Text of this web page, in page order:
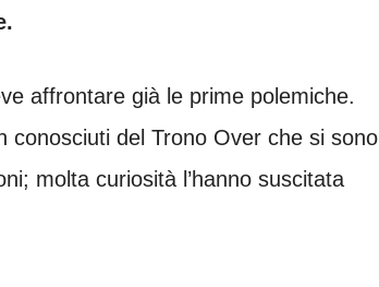
affrontare già le prime polemiche.
conosciuti del Trono Over che si sono
molta curiosità l’hanno suscitata